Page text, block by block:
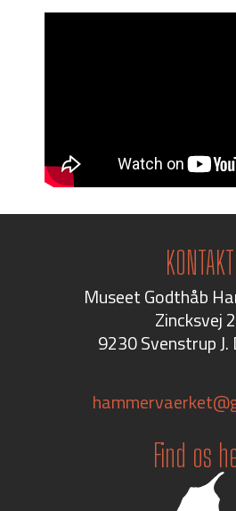
KONTAKT
Museet Godthåb
Zincksvej
9230 Svenstrup J.
Find os